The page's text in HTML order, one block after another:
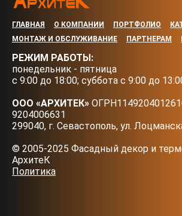
ГЛАВНАЯ О КОМПАНИИ ПОРТФОЛИО
МОНТАЖ И ОБСЛУЖИВАНИЕ
ПАРТНЕРАМ
РЕЖИМ РАБОТЫ:
понедельник - пятница
с 9:00 до 18:00; суббота с 9:00 до
ООО «АРХИТЕК»
9204006631
299040, г. Севастополь, ул.
© 2005-2025 Фасадный декор и
АрхитеК
Политика